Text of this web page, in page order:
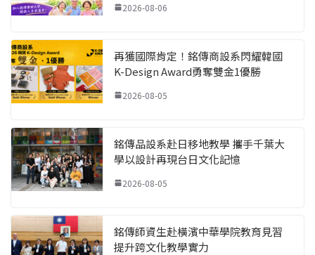
2026-08-06
再獲國際肯定！銘傳商設系閃耀韓國
K-Design Award勇奪雙金1優勝
2026-08-05
銘傳品設系赴日移地教學 攜手千葉大
學以設計再現台日文化記憶
2026-08-05
銘傳師資生赴橫濱中華學院教育見習
提升跨文化教學實力